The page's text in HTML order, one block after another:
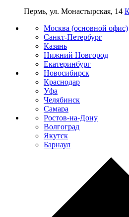
Пермь, ул. Монастырская, 14
Москва (основной офис)
Санкт-Петербург
Казань
Нижний Новгород
Екатеринбург
Новосибирск
Краснодар
Уфа
Челябинск
Самара
Ростов-на-Дону
Волгоград
Якутск
Барнаул